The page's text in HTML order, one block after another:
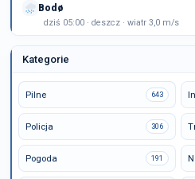
Bodø
dziś 05:00 · deszcz · wiatr 3,0 m/s
Kategorie
Pilne 643
Policja 306
Pogoda 191